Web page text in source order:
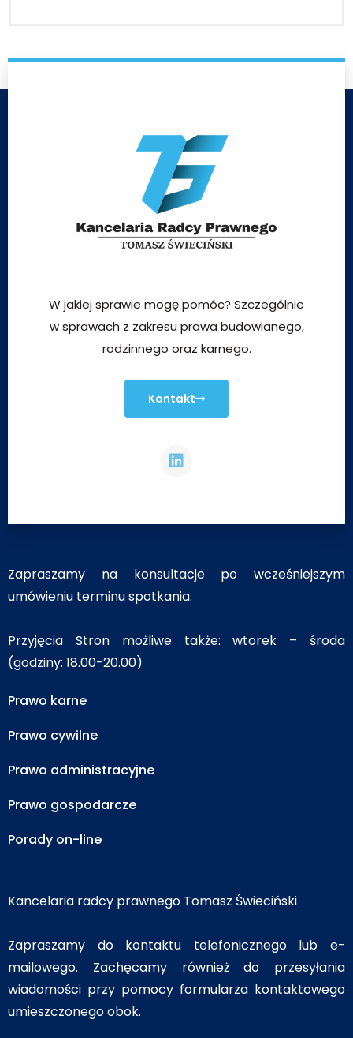
W jakiej sprawie mogę pomóc? Szczególnie
w sprawach z zakresu prawa budowlanego,
rodzinnego oraz karnego.
Kontakt
Zapraszamy na konsultacje po wcześniejszym
umówieniu terminu spotkania.
Przyjęcia Stron możliwe także: wtorek – środa
(godziny: 18.00-20.00)
Prawo karne
Prawo cywilne
Prawo administracyjne
Prawo gospodarcze
Porady on-line
Kancelaria radcy prawnego Tomasz Świeciński
Zapraszamy do kontaktu telefonicznego lub e-
mailowego. Zachęcamy również do przesyłania
wiadomości przy pomocy formularza kontaktowego
umieszczonego obok.